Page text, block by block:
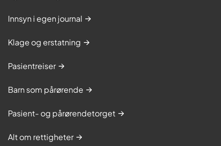
Innsyn i egen journal
Klage og erstatning
Pasientreiser
Barn som pårørende
Pasient- og pårørendetorget
Alt om rettigheter